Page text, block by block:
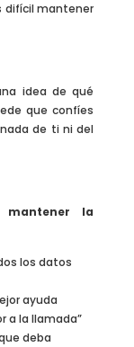
difícil mantener
idea de qué
que confíes
de ti ni del
mantener la
los datos
ayuda
a la llamada”
deba